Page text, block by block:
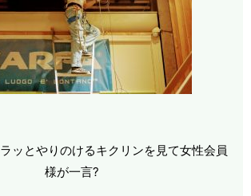
ッとやりのけるキクリンを見て女性会員
様が一言?